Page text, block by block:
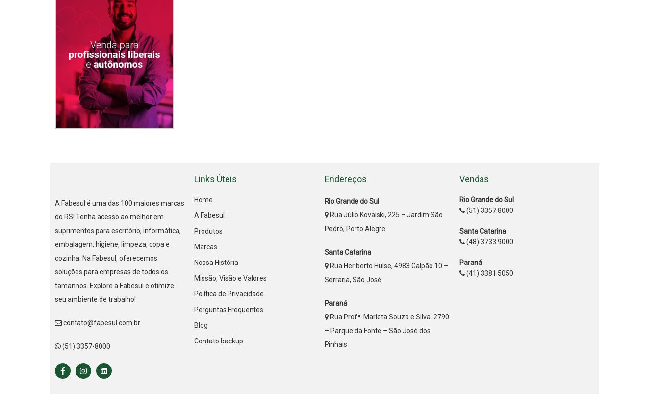
A Fabesul é uma das 100 maiores marcas
do RS! Tenha acesso ao melhor em
suprimentos para escritório, informática,
embalagem, higiene, limpeza, copa e
cozinha. Na Fabesul, oferecemos
soluções para empresas de todos os
tamanhos. Explore a Fabesul e otimize
seu ambiente de trabalho!
contato@fabesul.com.br
(51) 3357-8000
Links Úteis
Home
A Fabesul
Produtos
Marcas
Nossa História
Missão, Visão e Valores
Política de Privacidade
Perguntas Frequentes
Blog
Contato backup
Endereços
Rio Grande do Sul
Rua Júlio Kovalski, 225 – Jardim São
Pedro, Porto Alegre
Santa Catarina
Rua Heriberto Hulse, 4983 Galpão 10 –
Serraria, São José
Paraná
Rua Profª. Marieta Souza e Silva, 2790
– Parque da Fonte – São José dos
Pinhais
Vendas
Rio Grande do Sul
(51) 3357.8000
Santa Catarina
(48) 3733.9000
Paraná
(41) 3381.5050